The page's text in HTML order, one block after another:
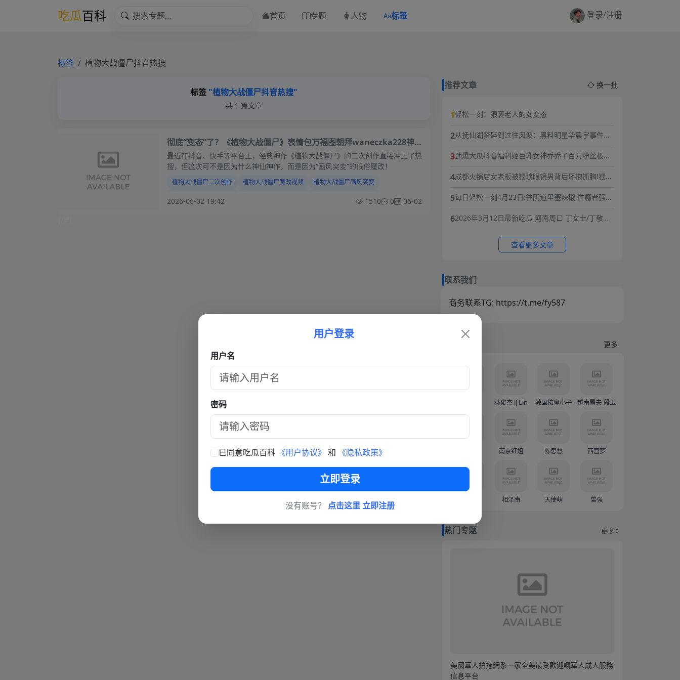
吃瓜百科 首页 专题 人物 标签 登录/注册
标签 植物大战僵尸抖音热搜
标签 "植物大战僵尸抖音热搜"
共 1 篇文章
彻底“变态”了？《植物大战僵尸》表情包万福图朝拜waneczka228神
秘画师猎奇模组惊动全网，植物们集体长“成人特征”
最近在抖音、快手等平台上，经典神作《植物大战僵尸》的二次创作直接冲上了热
搜，但这次可不是因为什么神仙神作，而是因为“画风突变”的低俗魔改！
植物大战僵尸二次创作 植物大战僵尸魔改视频
植物大战僵尸画风突变
2026-06-02 19:42 1510 0 06-02
推荐文章 换一批
1轻松一刻：猥亵老人的女变态
2从抚仙湖梦碎到过往风波：黑料明星华晨宇事件复
3劲爆大瓜抖音福利姬巨乳女神乔乔子百万粉丝极品
弟们快来感受榜一大哥的快乐体验
4成都火锅店女老板被猥琐眼镜男背后环抱抓胸!猥琐
掌扇飞眼镜！
5每日轻松一刻4月23日:往阴道里塞辣椒,性瘾者强奸
62026年3月12日最新吃瓜 河南周口 丁女士/丁敬芝
望中生下了孩子 长期SM暴力虐待囚禁
查看更多文章
联系我们
商务联系TG: https://t.me/fy587
更多
林俊杰 JJ Lin 韩国按摩小子 越南屠夫-段玉创（Doàn Văn Sáng）
南京红姐 陈思慧 西宫梦
相泽南 天使萌 曾强
热门专题 更多》
美國華人拍拖網系一家全美最受歡迎嘅華人成人服務
信息平台
用户登录
用户名
密码
已同意吃瓜百科 《用户协议》 和 《隐私政策》
立即登录
没有账号？ 点击这里 立即注册